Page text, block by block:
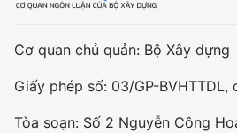
Cơ quan chủ quản: Bộ Xây dựng
Giấy phép số: 03/GP-
Tòa soạn: Số 2 Nguyễn Công